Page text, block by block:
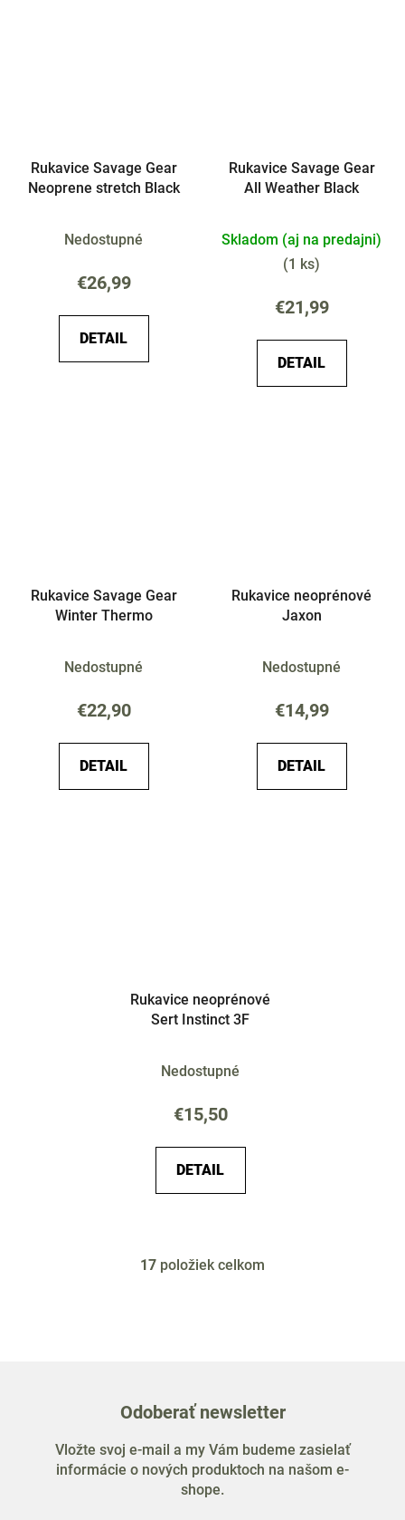
Rukavice Savage Gear
Neoprene stretch Black
Nedostupné
€26,99
DETAIL
Rukavice Savage Gear
All Weather Black
Skladom (aj na predajni)
(1 ks)
€21,99
DETAIL
Rukavice Savage Gear
Winter Thermo
Nedostupné
€22,90
DETAIL
Rukavice neoprénové
Jaxon
Nedostupné
€14,99
DETAIL
Rukavice neoprénové
Sert Instinct 3F
Nedostupné
€15,50
DETAIL
O
i
p
r
v
17 položiek celkom
Odoberať newsletter
Vložte svoj e-mail a my Vám budeme zasielať
informácie o nových produktoch na našom e-
shope.